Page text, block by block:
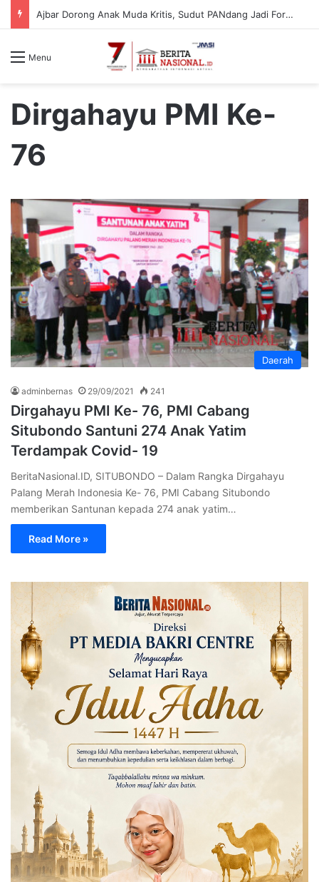
Telkom Indonesia Tanam 10.000 Bibit Lamun di Situbondo, Dorong Pemulihan Ekosistem Pesisir
Menu
Dirgahayu PMI Ke-
76
Daerah
adminbernas 29/09/2021 241
Dirgahayu PMI Ke- 76, PMI Cabang
Situbondo Santuni 274 Anak Yatim
Terdampak Covid- 19
BeritaNasional.ID, SITUBONDO – Dalam Rangka Dirgahayu
Palang Merah Indonesia Ke- 76, PMI Cabang Situbondo
memberikan Santunan kepada 274 anak yatim…
Read More »